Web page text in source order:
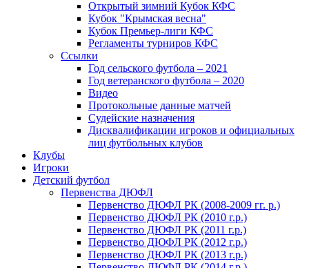
Открытый зимний Кубок КФС
Кубок "Крымская весна"
Кубок Премьер-лиги КФС
Регламенты турниров КФС
Ссылки
Год сельского футбола – 2021
Год ветеранского футбола – 2020
Видео
Протокольные данные матчей
Судейские назначения
Дисквалификации игроков и официальных
лиц футбольных клубов
Клубы
Игроки
Детский футбол
Первенства ДЮФЛ
Первенство ДЮФЛ РК (2008-2009 гг. р.)
Первенство ДЮФЛ РК (2010 г.р.)
Первенство ДЮФЛ РК (2011 г.р.)
Первенство ДЮФЛ РК (2012 г.р.)
Первенство ДЮФЛ РК (2013 г.р.)